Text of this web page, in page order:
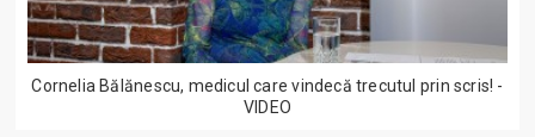
Cornelia Bălănescu, medicul care vindecă trecutul prin scris! -
VIDEO